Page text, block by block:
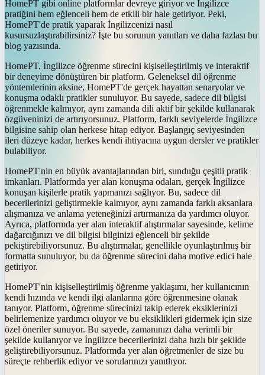
HomePT gibi online platformlar devreye giriyor ve İngilizce
pratiğini hem eğlenceli hem de etkili bir hale getiriyor. Peki,
HomePT'de pratik yaparak İngilizcenizi nasıl
kusursuzlaştırabilirsiniz? İşte bu sorunun yanıtları ve daha fazlası bu
blog yazısında.
HomePT, İngilizce öğrenme sürecini kişiselleştirilmiş ve interaktif
bir deneyime dönüştüren bir platform. Geleneksel dil öğrenme
yöntemlerinin aksine, HomePT'de gerçek hayattan senaryolar ve
konuşma odaklı pratikler sunuluyor. Bu sayede, sadece dil bilgisi
öğrenmekle kalmıyor, aynı zamanda dili aktif bir şekilde kullanarak
özgüveninizi de artırıyorsunuz. Platform, farklı seviyelerde İngilizce
bilgisine sahip olan herkese hitap ediyor. Başlangıç seviyesinden
ileri düzeye kadar, herkes kendi ihtiyacına uygun dersler ve pratikler
bulabiliyor.
HomePT'nin en büyük avantajlarından biri, sunduğu çeşitli pratik
imkanları. Platformda yer alan konuşma odaları, gerçek İngilizce
konuşan kişilerle pratik yapmanızı sağlıyor. Bu, sadece dil
becerilerinizi geliştirmekle kalmıyor, aynı zamanda farklı aksanlara
alışmanıza ve anlama yeteneğinizi artırmanıza da yardımcı oluyor.
Ayrıca, platformda yer alan interaktif alıştırmalar sayesinde, kelime
dağarcığınızı ve dil bilgisi bilginizi eğlenceli bir şekilde
pekiştirebiliyorsunuz. Bu alıştırmalar, genellikle oyunlaştırılmış bir
formatta sunuluyor, bu da öğrenme sürecini daha motive edici hale
getiriyor.
HomePT'nin kişiselleştirilmiş öğrenme yaklaşımı, her kullanıcının
kendi hızında ve kendi ilgi alanlarına göre öğrenmesine olanak
tanıyor. Platform, öğrenme sürecinizi takip ederek eksiklerinizi
belirlemenize yardımcı oluyor ve bu eksiklikleri gidermek için size
özel öneriler sunuyor. Bu sayede, zamanınızı daha verimli bir
şekilde kullanıyor ve İngilizce becerilerinizi daha hızlı bir şekilde
geliştirebiliyorsunuz. Platformda yer alan öğretmenler de size bu
süreçte rehberlik ediyor ve sorularınızı yanıtlıyor.